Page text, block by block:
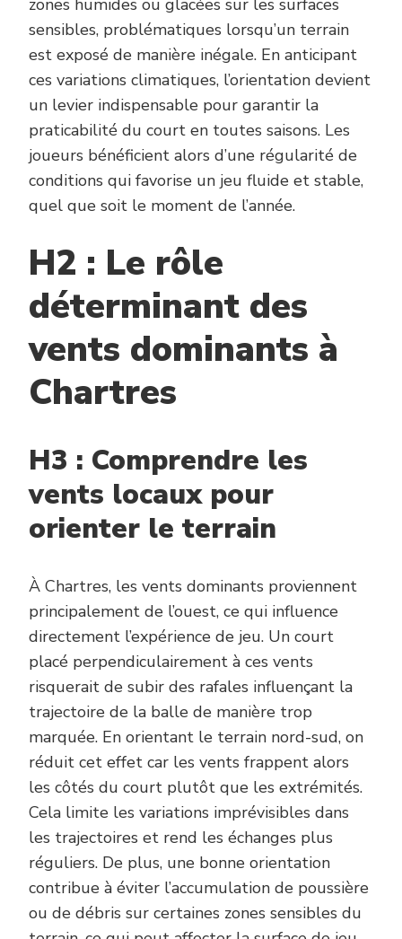
sensibles, problématiques lorsqu’un terrain
est exposé de manière inégale. En anticipant
ces variations climatiques, l’orientation devient
un levier indispensable pour garantir la
praticabilité du court en toutes saisons. Les
joueurs bénéficient alors d’une régularité de
conditions qui favorise un jeu fluide et stable,
quel que soit le moment de l’année.
H2 : Le rôle
déterminant des
vents dominants à
Chartres
H3 : Comprendre les
vents locaux pour
orienter le terrain
À Chartres, les vents dominants proviennent
principalement de l’ouest, ce qui influence
directement l’expérience de jeu. Un court
placé perpendiculairement à ces vents
risquerait de subir des rafales influençant la
trajectoire de la balle de manière trop
marquée. En orientant le terrain nord-sud, on
réduit cet effet car les vents frappent alors
les côtés du court plutôt que les extrémités.
Cela limite les variations imprévisibles dans
les trajectoires et rend les échanges plus
réguliers. De plus, une bonne orientation
contribue à éviter l’accumulation de poussière
ou de débris sur certaines zones sensibles du